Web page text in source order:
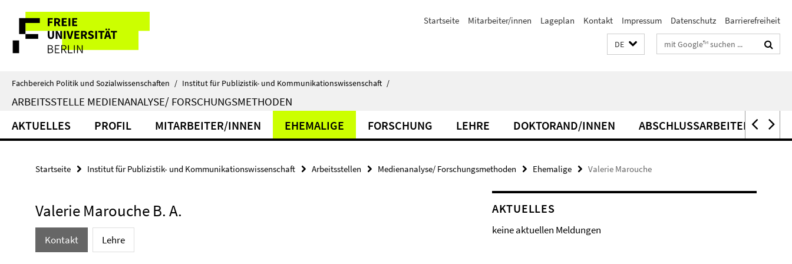
direkt
Inhalt
Service-
Navigation
Startseite Mitarbeiter/innen Lageplan Kontakt Impressum Datenschutz Barrierefreiheit
DE Suchbegriffe
Fachbereich Politik und Sozialwissenschaften / Institut für Publizistik- und Kommunikationswissenschaft /
ARBEITSSTELLE MEDIENANALYSE/ FORSCHUNGSMETHODEN
AKTUELLES PROFIL MITARBEITER/INNEN EHEMALIGE FORSCHUNG LEHRE DOKTORAND/INNEN ABSCHLUSSARBEITEN
Startseite Institut für Publizistik- und Kommunikationswissenschaft Arbeitsstellen Medienanalyse/ Forschungsmethoden Ehemalige Valerie Marouche
Valerie Marouche B. A.
Kontakt Lehre
AKTUELLES
keine aktuellen Meldungen